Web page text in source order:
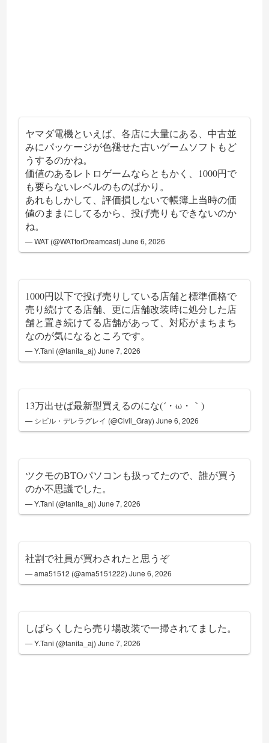
ヤマダ電機といえば、各店に大量にある、中古並
みにパッケージが色褪せた古いゲームソフトもど
うするのかね。
価値のあるレトロゲームならともかく、1000円で
も要らないレベルのものばかり。
あれもしかして、評価損しないで帳簿上当時の価
値のままにしてるから、投げ売りもできないのか
ね。
— WAT (@WATforDreamcast)June 6, 2026
1000円以下で投げ売りしている店舗と標準価格で
売り続けてる店舗、更に店舗改装時に処分した店
舗と置き続けてる店舗があって、対応がまちまち
なのが気になるところです。
— Y.Tani (@tanita_aj)June 7, 2026
13万出せば最新型買えるのにな(´・ω・｀)
— シビル・デレラグレイ (@Civil_Gray)June 6, 2026
ツクモのBTOパソコンも扱ってたので、誰が買う
のか不思議でした。
— Y.Tani (@tanita_aj)June 7, 2026
社割で社員が買わされたと思うぞ
— ama51512 (@ama5151222)June 6, 2026
しばらくしたら売り場改装で一掃されてました。
— Y.Tani (@tanita_aj)June 7, 2026